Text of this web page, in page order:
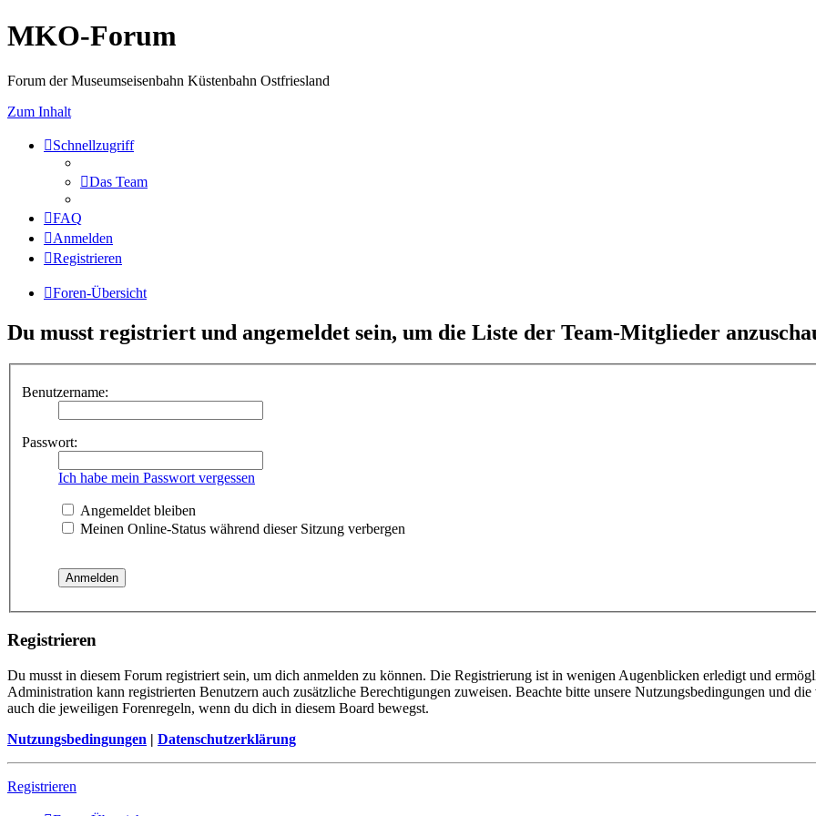
MKO-Forum
Forum der Museumseisenbahn Küstenbahn Ostfriesland
Zum Inhalt
Schnellzugriff
Das Team
FAQ
Anmelden
Registrieren
Foren-Übersicht
Du musst registriert und angemeldet sein, um die Liste der Team-Mitglieder
Benutzername:
Passwort:
Ich habe mein Passwort vergessen
Angemeldet bleiben
Meinen Online-Status während dieser Sitzung verbergen
Registrieren
Du musst in diesem Forum registriert sein, um dich anmelden zu können. Die Registrierung ist in wenigen Augenblicken erledigt und
Administration kann registrierten Benutzern auch zusätzliche Berechtigungen zuweisen. Beachte bitte unsere Nutzungsbedingungen und
auch die jeweiligen Forenregeln, wenn du dich in diesem Board bewegst.
Nutzungsbedingungen | Datenschutzerklärung
Registrieren